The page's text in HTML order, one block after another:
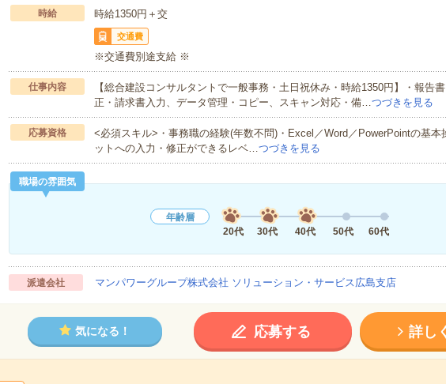
時給 時給1350円＋交
交通費
※交通費別途支給 ※
仕事内容
【総合建設コンサルタントで一般事務・土日祝休み・時給1350円】・報告
正・請求書入力、データ管理・コピー、スキャン対応・備…つづきを見る
応募資格
<必須スキル>・事務職の経験(年数不問)・Excel／Word／PowerPointの基本
ットへの入力・修正ができるレベ…つづきを見る
職場の雰囲気
年齢層
20代
30代 40代 50代 60代
派遣会社 マンパワーグループ株式会社 ソリューション・サービス広島支店
気になる！ 応募する 詳し